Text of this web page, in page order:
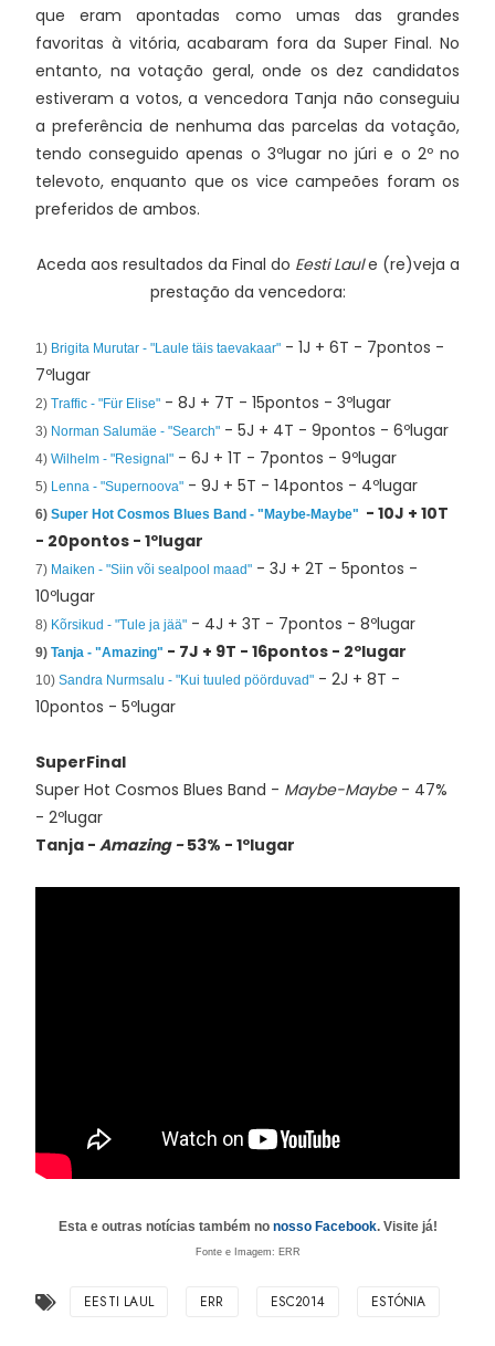
que eram apontadas como umas das grandes
favoritas à vitória, acabaram fora da Super Final. No
entanto, na votação geral, onde os dez candidatos
estiveram a votos, a vencedora Tanja não conseguiu
a preferência de nenhuma das parcelas da votação,
tendo conseguido apenas o 3ºlugar no júri e o 2º no
televoto, enquanto que os vice campeões foram os
preferidos de ambos.
Aceda aos resultados da Final do Eesti Laule (re)veja a
prestação da vencedora:
1) Brigita Murutar - "Laule täis taevakaar" - 1J + 6T - 7pontos -
7ºlugar
2) Traffic - "Für Elise" - 8J + 7T - 15pontos - 3ºlugar
3) Norman Salumäe - "Search" - 5J + 4T - 9pontos - 6ºlugar
4) Wilhelm - "Resignal" - 6J + 1T - 7pontos - 9ºlugar
5) Lenna - "Supernoova" - 9J + 5T - 14pontos - 4ºlugar
6) Super Hot Cosmos Blues Band - "Maybe-Maybe" - 10J + 10T
- 20pontos - 1ºlugar
7) Maiken - "Siin või sealpool maad" - 3J + 2T - 5pontos -
10ºlugar
8) Kõrsikud - "Tule ja jää" - 4J + 3T - 7pontos - 8ºlugar
9) Tanja - "Amazing" - 7J + 9T - 16pontos - 2ºlugar
10) Sandra Nurmsalu - "Kui tuuled pöörduvad" - 2J + 8T -
10pontos - 5ºlugar
SuperFinal
Super Hot Cosmos Blues Band - Maybe-Maybe - 47%
- 2ºlugar
Tanja - Amazing -53% - 1ºlugar
Esta e outras notícias também no nosso Facebook. Visite já!
Fonte e Imagem: ERR
EESTI LAUL ERR ESC2014 ESTÓNIA